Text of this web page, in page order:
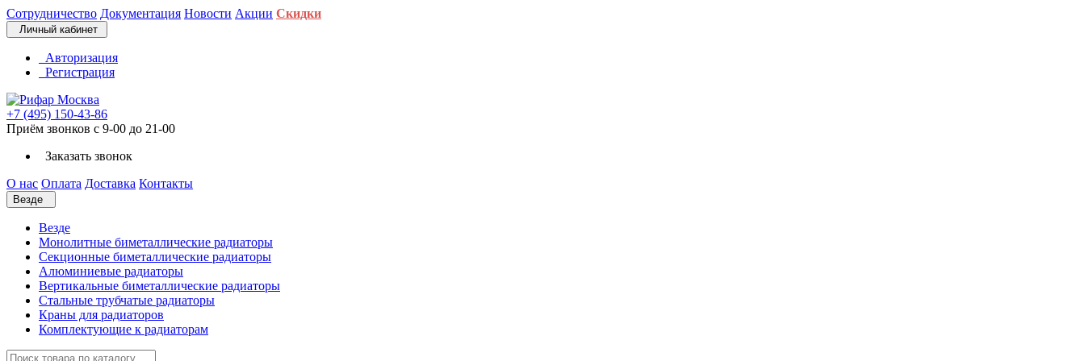
Сотрудничество Документация Новости Акции Скидки
Личный кабинет
Авторизация
Регистрация
+7 (495) 150-43-86
Приём звонков с 9-00 до 21-00
Заказать звонок
О нас Оплата Доставка Контакты
Везде
Везде
Монолитные биметаллические радиаторы
Секционные биметаллические радиаторы
Алюминиевые радиаторы
Вертикальные биметаллические радиаторы
Стальные трубчатые радиаторы
Краны для радиаторов
Комплектующие к радиаторам